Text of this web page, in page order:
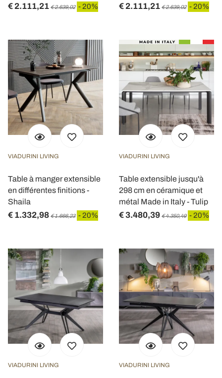
€ 2.111,21 € 2.639,02 - 20% € 2.111,21 € 2.639,02 - 20%
VIADURINI LIVING
Table à manger extensible
en différentes finitions -
Shaila
€ 1.332,98 € 1.666,23 - 20%
VIADURINI LIVING
Table extensible jusqu'à
298 cm en céramique et
métal Made in Italy - Tulip
€ 3.480,39 € 4.350,49 - 20%
VIADURINI LIVING VIADURINI LIVING